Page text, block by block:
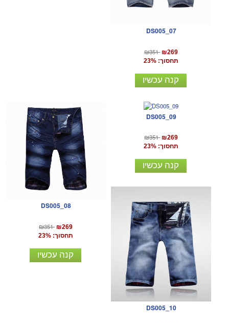
DS005_07
₪351 ₪269
תחסוך: 23%
קנה עכשיו
DS005_08
₪351 ₪269
תחסוך: 23%
קנה עכשיו
DS005_09
₪351 ₪269
תחסוך: 23%
קנה עכשיו
DS005_10